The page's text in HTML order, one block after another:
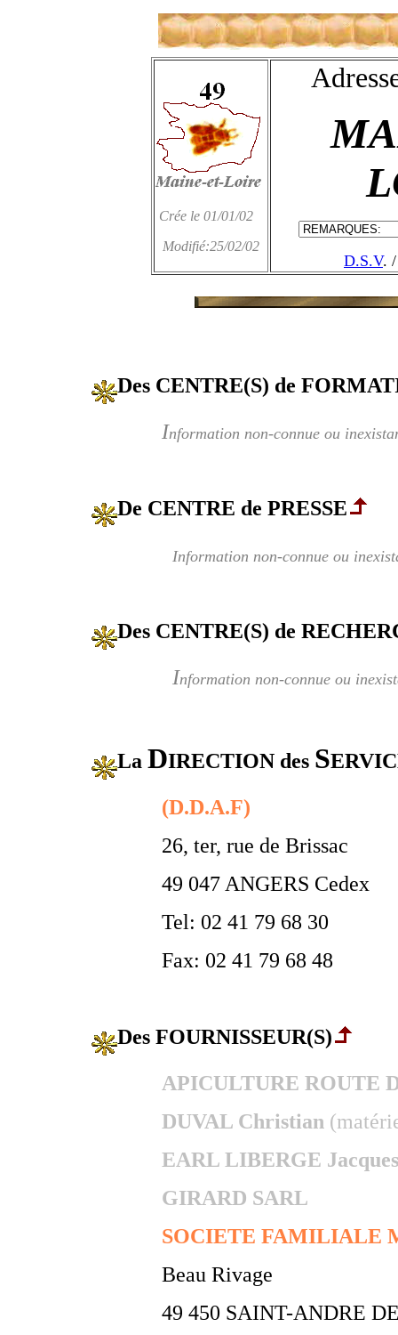
Crée le 01/01/02
Modifié:25/02/02
D.S.V.
Des CENTRE(S) de
Information non-connue ou
De CENTRE de PRESSE
Information non-connue ou
Des CENTRE(S) de
Information non-connue ou
La DIRECTION des S
(D.D.A.F)
26, ter, rue de Brissac
49 047 ANGERS Cedex
Tel: 02 41 79 68 30
Fax: 02 41 79 68 48
Des FOURNISSEUR(S)
APICULTURE ROUTE
DUVAL Christian
EARL LIBERGE Jacques
GIRARD SARL
SOCIETE FAMILIALE
Beau Rivage
49 450 SAINT-ANDRE